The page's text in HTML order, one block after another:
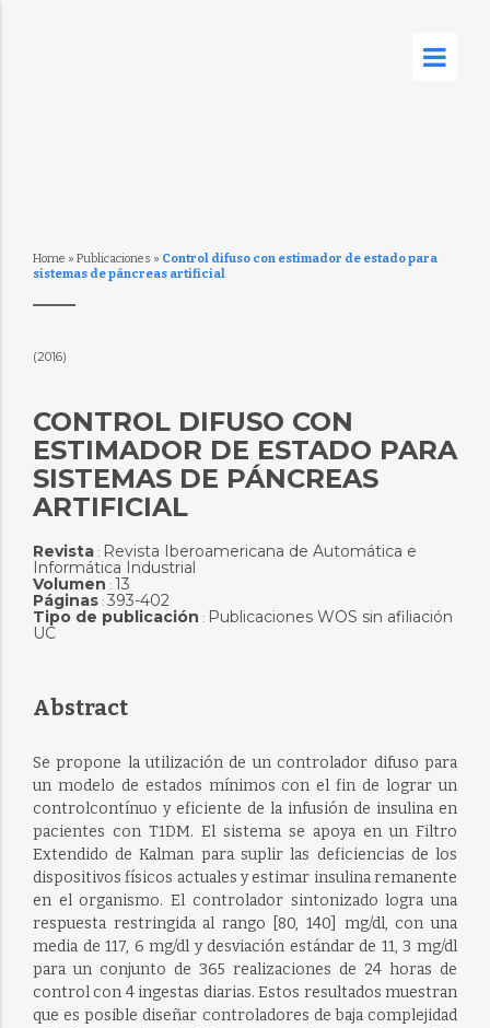
Home » Publicaciones » Control difuso con estimador de estado para
sistemas de páncreas artificial
(2016)
CONTROL DIFUSO CON
ESTIMADOR DE ESTADO PARA
SISTEMAS DE PÁNCREAS
ARTIFICIAL
Revista: Revista Iberoamericana de Automática e
Informática Industrial
Volumen : 13
Páginas: 393-402
Tipo de publicación : Publicaciones WOS sin afiliación
UC
Abstract
Se propone la utilización de un controlador difuso para
un modelo de estados mínimos con el fin de lograr un
controlcontínuo y eficiente de la infusión de insulina en
pacientes con T1DM. El sistema se apoya en un Filtro
Extendido de Kalman para suplir las deficiencias de los
dispositivos físicos actuales y estimar insulina remanente
en el organismo. El controlador sintonizado logra una
respuesta restringida al rango [80, 140] mg/dl, con una
media de 117, 6 mg/dl y desviación estándar de 11, 3 mg/dl
para un conjunto de 365 realizaciones de 24 horas de
control con 4 ingestas diarias. Estos resultados muestran
que es posible diseñar controladores de baja complejidad